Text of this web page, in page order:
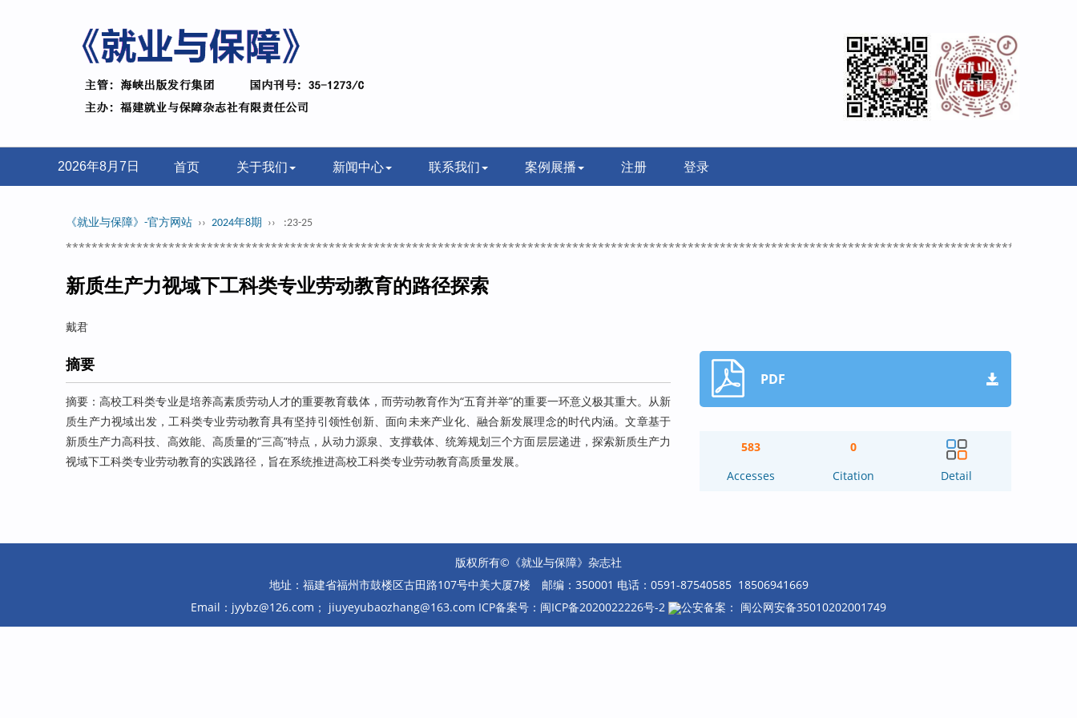
2026年8月7日 首页 关于我们 新闻中心 联系我们 案例展播 注册 登录
《就业与保障》-官方网站 ›› 2024年8期 ›› :23-25
新质生产力视域下工科类专业劳动教育的路径探索
戴君
摘要
摘要：高校工科类专业是培养高素质劳动人才的重要教育载体，而劳动教育作为“五育并举”的重要一环意义极其重大。从新
质生产力视域出发，工科类专业劳动教育具有坚持引领性创新、面向未来产业化、融合新发展理念的时代内涵。文章基于
新质生产力高科技、高效能、高质量的“三高”特点，从动力源泉、支撑载体、统筹规划三个方面层层递进，探索新质生产力
视域下工科类专业劳动教育的实践路径，旨在系统推进高校工科类专业劳动教育高质量发展。
PDF
583
Accesses
0
Citation
Detail
版权所有©《就业与保障》杂志社
地址：福建省福州市鼓楼区古田路107号中美大厦7楼 邮编：350001 电话：0591-87540585 18506941669
Email：jyybz@126.com； jiuyeyubaozhang@163.com ICP备案号： 闽ICP备2020022226号-2 公安备案： 闽公网安备35010202001749